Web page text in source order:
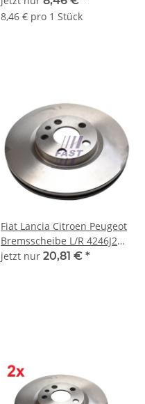
8,46 € pro 1 Stück
Fiat Lancia Citroen Peugeot
Bremsscheibe L/R 4246J2
1317651080
jetzt nur 20,81 € *